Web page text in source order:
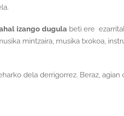
izango dugula beti ere
mintzaira, musika txokoa,
dela derrigorrez. Beraz,